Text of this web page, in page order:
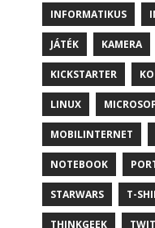
INFORMATIKUS
JÁTÉK KAMERA
KICKSTARTER
LINUX
MOBILINTERNET
NOTEBOOK
STARWARS T-
THINKGEEK